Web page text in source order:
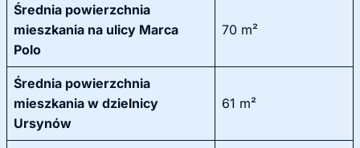
Średnia powierzchnia
mieszkania na ulicy Marca
Polo
70 m²
Średnia powierzchnia
mieszkania w dzielnicy
Ursynów
61 m²